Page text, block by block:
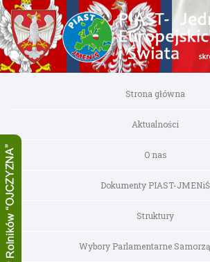
Strona główna
Aktualności
O nas
Dokumenty PIAST-JMENiŚ
Struktury
Wybory Parlamentarne